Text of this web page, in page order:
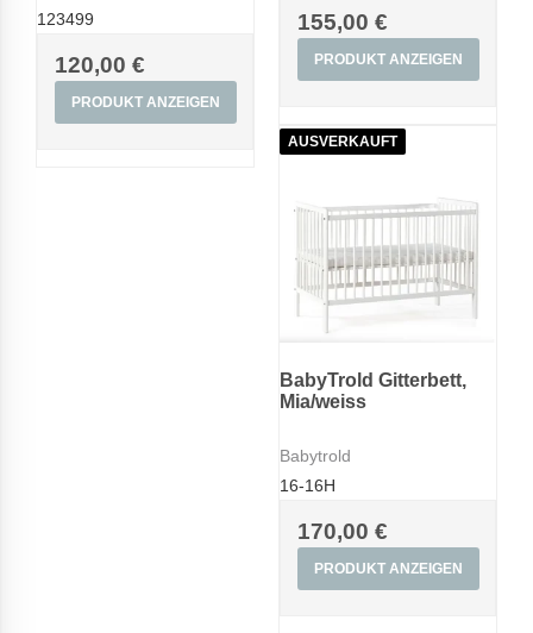
123499
120,00 €
PRODUKT ANZEIGEN
155,00 €
PRODUKT ANZEIGEN
AUSVERKAUFT
BabyTrold Gitterbett,
Mia/weiss
Babytrold
16-16H
170,00 €
PRODUKT ANZEIGEN